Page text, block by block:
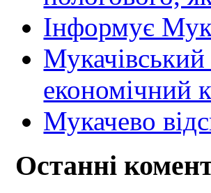
Інформує
Мукачево
Останні